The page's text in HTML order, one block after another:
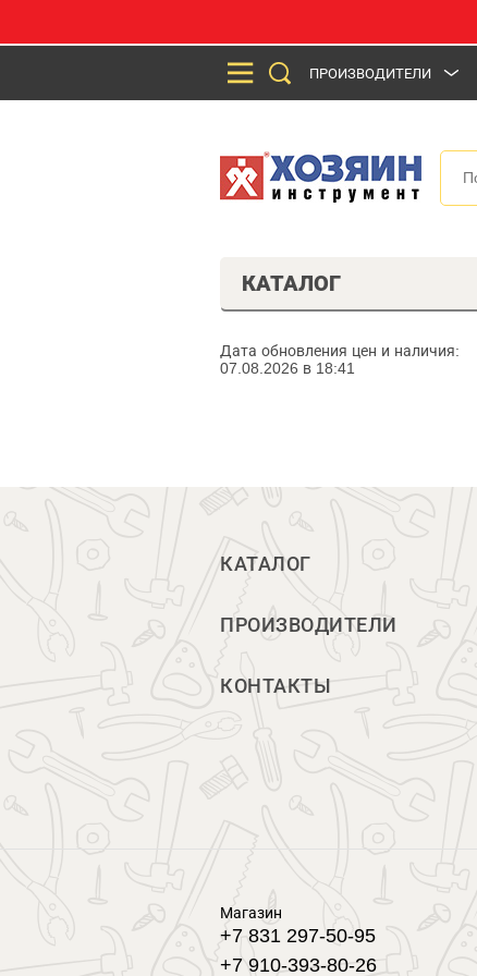
ПРОИЗВОДИТЕЛИ
КАТАЛОГ
Дата обновления цен и наличия:
07.08.2026 в 18:41
КАТАЛОГ
ПРОИЗВОДИТЕЛИ
КОНТАКТЫ
Магазин
+7 831 297-50-95
+7 910-393-80-26